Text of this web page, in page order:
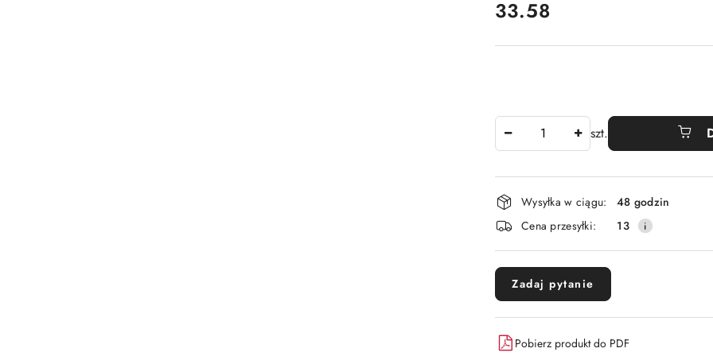
cena:
33.58
szt.
Dostępność
i
dostawa
Wysyłka w ciągu:
48 godzin
Cena przesyłki:
13
Zadaj pytanie
Pobierz produkt do PDF